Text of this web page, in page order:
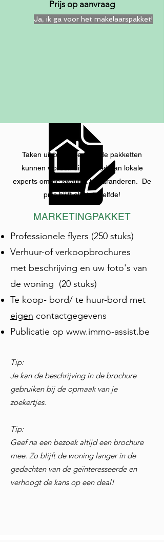
Prijs op aanvraag
Ja, ik ga voor het makelaarspakket!
MARKETINGPAKKET
Professionele flyers (250 stuks)
Verhuur-of verkoopbrochures
met beschrijving en uw foto's van
de woning (20 stuks)
Te koop- bord/ te huur-bord met
eigen contactgegevens
Publicatie op www.immo-assist.be
Tip:
Je kan de beschrijving in de brochure
gebruiken bij de opmaak van je
zoekertjes.
Tip:
Geef na een bezoek altijd een brochure
mee. Zo blijft de woning langer in de
gedachten van de geïnteresseerde en
verhoogt de kans op een deal!
Taken uit bovengenoemde pakketten
kunnen worden uitbesteed aan lokale
experts om de kwaliteit te garanderen. De
prijs blijft altijd dezelfde!